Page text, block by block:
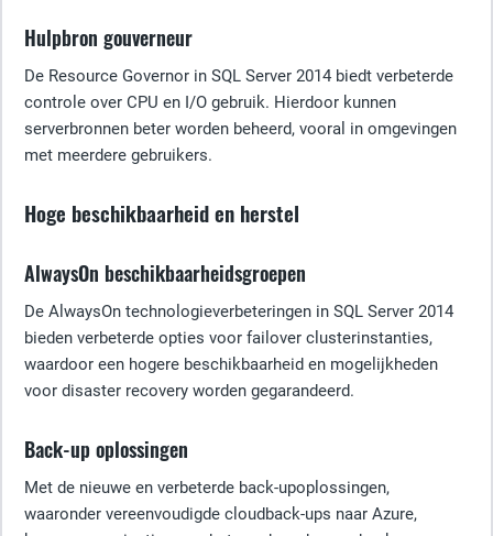
Hulpbron gouverneur
De Resource Governor in SQL Server 2014 biedt verbeterde
controle over CPU en I/O gebruik. Hierdoor kunnen
serverbronnen beter worden beheerd, vooral in omgevingen
met meerdere gebruikers.
Hoge beschikbaarheid en herstel
AlwaysOn beschikbaarheidsgroepen
De AlwaysOn technologieverbeteringen in SQL Server 2014
bieden verbeterde opties voor failover clusterinstanties,
waardoor een hogere beschikbaarheid en mogelijkheden
voor disaster recovery worden gegarandeerd.
Back-up oplossingen
Met de nieuwe en verbeterde back-upoplossingen,
waaronder vereenvoudigde cloudback-ups naar Azure,